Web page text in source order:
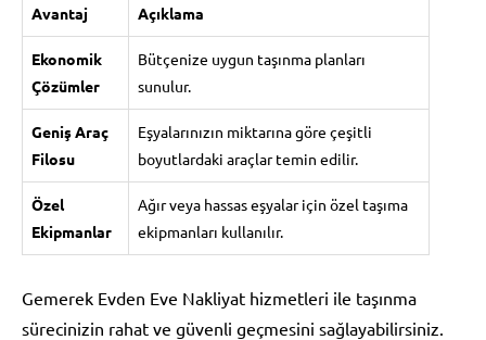
Avantaj Açıklama
Ekonomik
Çözümler
Bütçenize uygun taşınma planları
sunulur.
Geniş Araç
Filosu
Eşyalarınızın miktarına göre çeşitli
boyutlardaki araçlar temin edilir.
Özel
Ekipmanlar
Ağır veya hassas eşyalar için özel taşıma
ekipmanları kullanılır.
Gemerek Evden Eve Nakliyat hizmetleri ile taşınma
sürecinizin rahat ve güvenli geçmesini sağlayabilirsiniz.